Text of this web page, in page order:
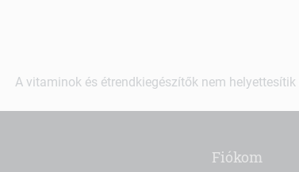
A vitaminok és étrendkiegészítők nem
Fiókom